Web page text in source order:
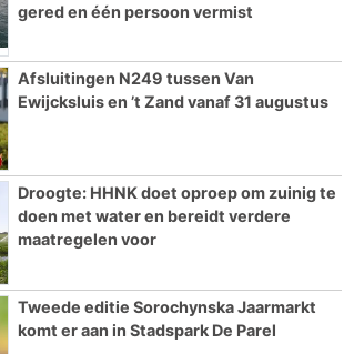
gered en één persoon vermist
Afsluitingen N249 tussen Van
Ewijcksluis en ’t Zand vanaf 31 augustus
Droogte: HHNK doet oproep om zuinig te
doen met water en bereidt verdere
maatregelen voor
Tweede editie Sorochynska Jaarmarkt
komt er aan in Stadspark De Parel